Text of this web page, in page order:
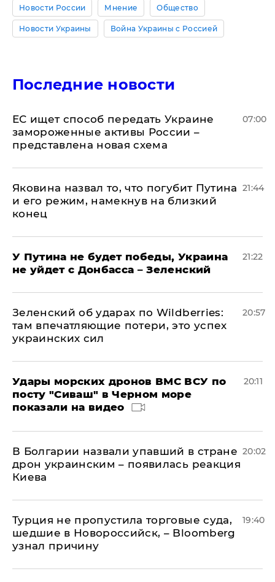
Новости России Мнение Общество
Новости Украины Война Украины с Россией
Последние новости
ЕС ищет способ передать Украине
замороженные активы России –
представлена новая схема
07:00
Яковина назвал то, что погубит Путина
и его режим, намекнув на близкий
конец
21:44
У Путина не будет победы, Украина
не уйдет с Донбасса – Зеленский
21:22
Зеленский об ударах по Wildberries:
там впечатляющие потери, это успех
украинских сил
20:57
Удары морских дронов ВМС ВСУ по
посту "Сиваш" в Черном море
показали на видео
20:11
В Болгарии назвали упавший в стране
дрон украинским – появилась реакция
Киева
20:02
Турция не пропустила торговые суда,
шедшие в Новороссийск, – Bloomberg
узнал причину
19:40